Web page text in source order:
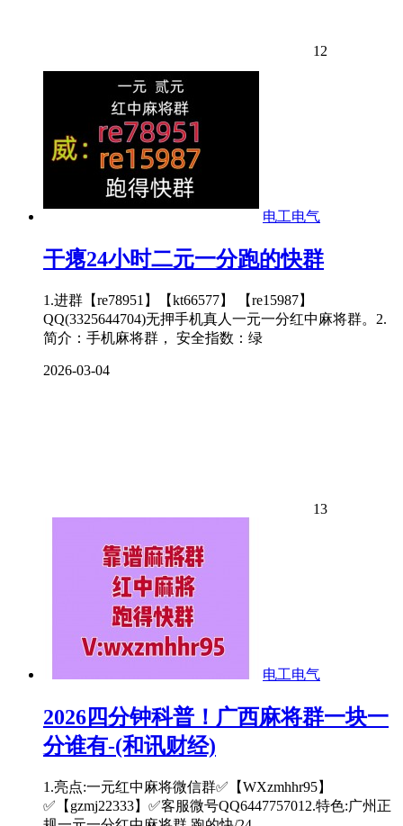
12
电工电气
干瘪24小时二元一分跑的快群
1.进群【re78951】【kt66577】 【re15987】
QQ(3325644704)无押手机真人一元一分红中麻将群。2.
简介：手机麻将群， 安全指数：绿
2026-03-04
13
电工电气
2026四分钟科普！广西麻将群一块一
分谁有-(和讯财经)
1.亮点:一元红中麻将微信群✅【WXzmhhr95】
✅【gzmj22333】✅客服微号QQ6447757012.特色:广州正